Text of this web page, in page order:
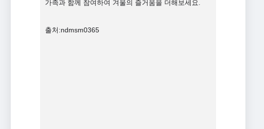
가족과 함께 참여하여 겨울의 즐거움을 더해보세요.
출처:ndmsm0365